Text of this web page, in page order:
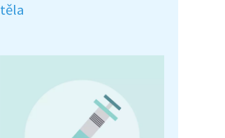
těla